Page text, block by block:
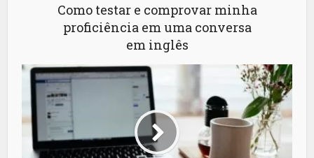
Como testar e comprovar minha
proficiência em uma conversa
em inglês